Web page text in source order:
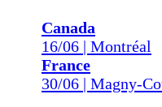
Canada
16/06 | Montréal
France
30/06 | Magny-